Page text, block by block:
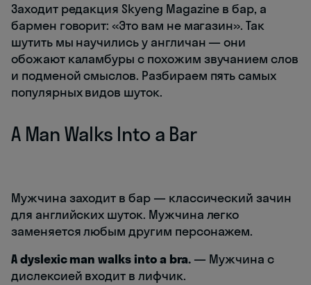
Заходит редакция Skyeng Magazine в бар, а
бармен говорит: «Это вам не магазин». Так
шутить мы научились у англичан — они
обожают каламбуры с похожим звучанием слов
и подменой смыслов. Разбираем пять самых
популярных видов шуток.
A Man Walks Into a Bar
Мужчина заходит в бар — классический зачин
для английских шуток. Мужчина легко
заменяется любым другим персонажем.
A dyslexic man walks into a bra. — Мужчина с
дислексией входит в лифчик.